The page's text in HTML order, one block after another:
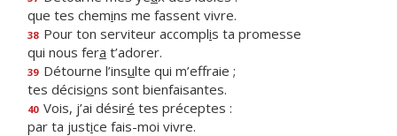
que tes chemins me fassent vivre.
38 Pour ton serviteur accomplis ta promesse
qui nous fera t’adorer.
39 Détourne l’insulte qui m’effraie ;
tes décisions sont bienfaisantes.
40 Vois, j’ai désiré tes préceptes :
par ta justice fais-moi vivre.